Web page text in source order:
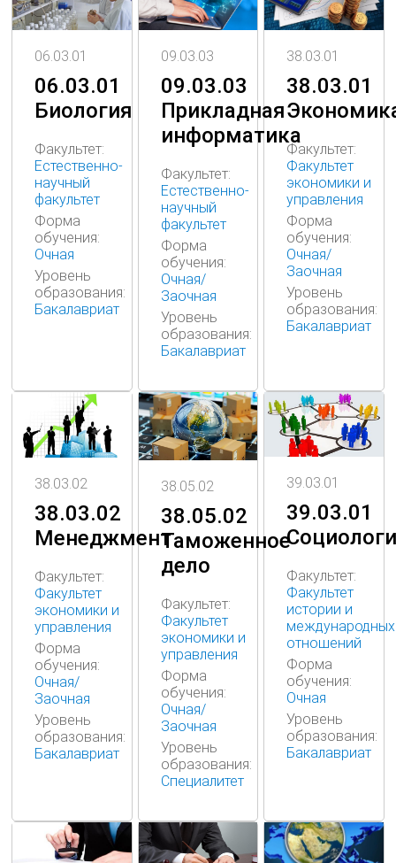
06.03.01
06.03.01
Биология
Факультет:
Естественно-
научный
факультет
Форма
обучения:
Очная
Уровень
образования:
Бакалавриат
09.03.03
09.03.03
Прикладная
информатика
Факультет:
Естественно-
научный
факультет
Форма
обучения:
Очная/
Заочная
Уровень
образования:
Бакалавриат
38.03.01
38.03.01
Факультет:
Факультет
экономики и
управления
Форма
обучения:
Очная/
Заочная
Уровень
образования:
Бакалавриат
38.03.02
38.03.02
Менеджмент
Факультет:
Факультет
экономики и
управления
Форма
обучения:
Очная/
Заочная
Уровень
образования:
Бакалавриат
38.05.02
38.05.02
Таможенное
дело
Факультет:
Факультет
экономики и
управления
Форма
обучения:
Очная/
Заочная
Уровень
образования:
Специалитет
39.03.01
39.03.01
Факультет:
Факультет
истории и
международных
отношений
Форма
обучения:
Очная
Уровень
образования:
Бакалавриат